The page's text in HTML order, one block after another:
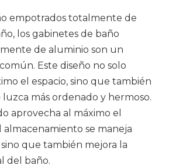
empotrados totalmente de
los gabinetes de baño
de aluminio son un
‌Este diseño no solo
el espacio, sino que también
más ordenado y hermoso.
aprovecha al máximo el
almacenamiento se maneja
que también mejora la
del baño.